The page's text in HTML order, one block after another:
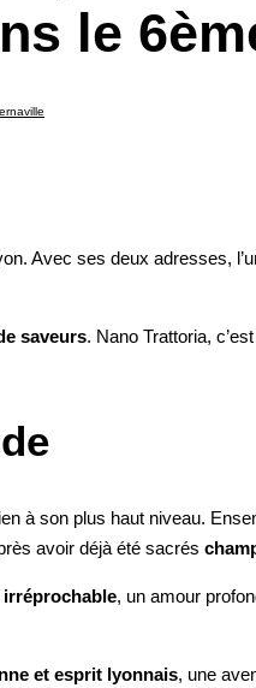
le
Avec ses deux adresses,
saveurs. Nano Trattoria,
à son plus haut niveau.
avoir déjà été sacrés
, un amour
et esprit lyonnais, une